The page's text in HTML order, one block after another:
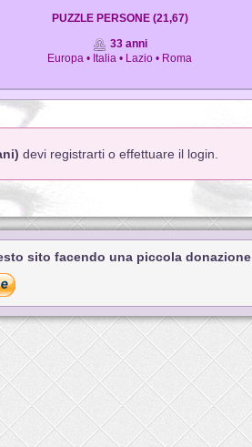
PUZZLE PERSONE (21,67)
33 anni
Europa • Italia • Lazio • Roma
devi registrarti o effettuare il login.
sito facendo una piccola donazione